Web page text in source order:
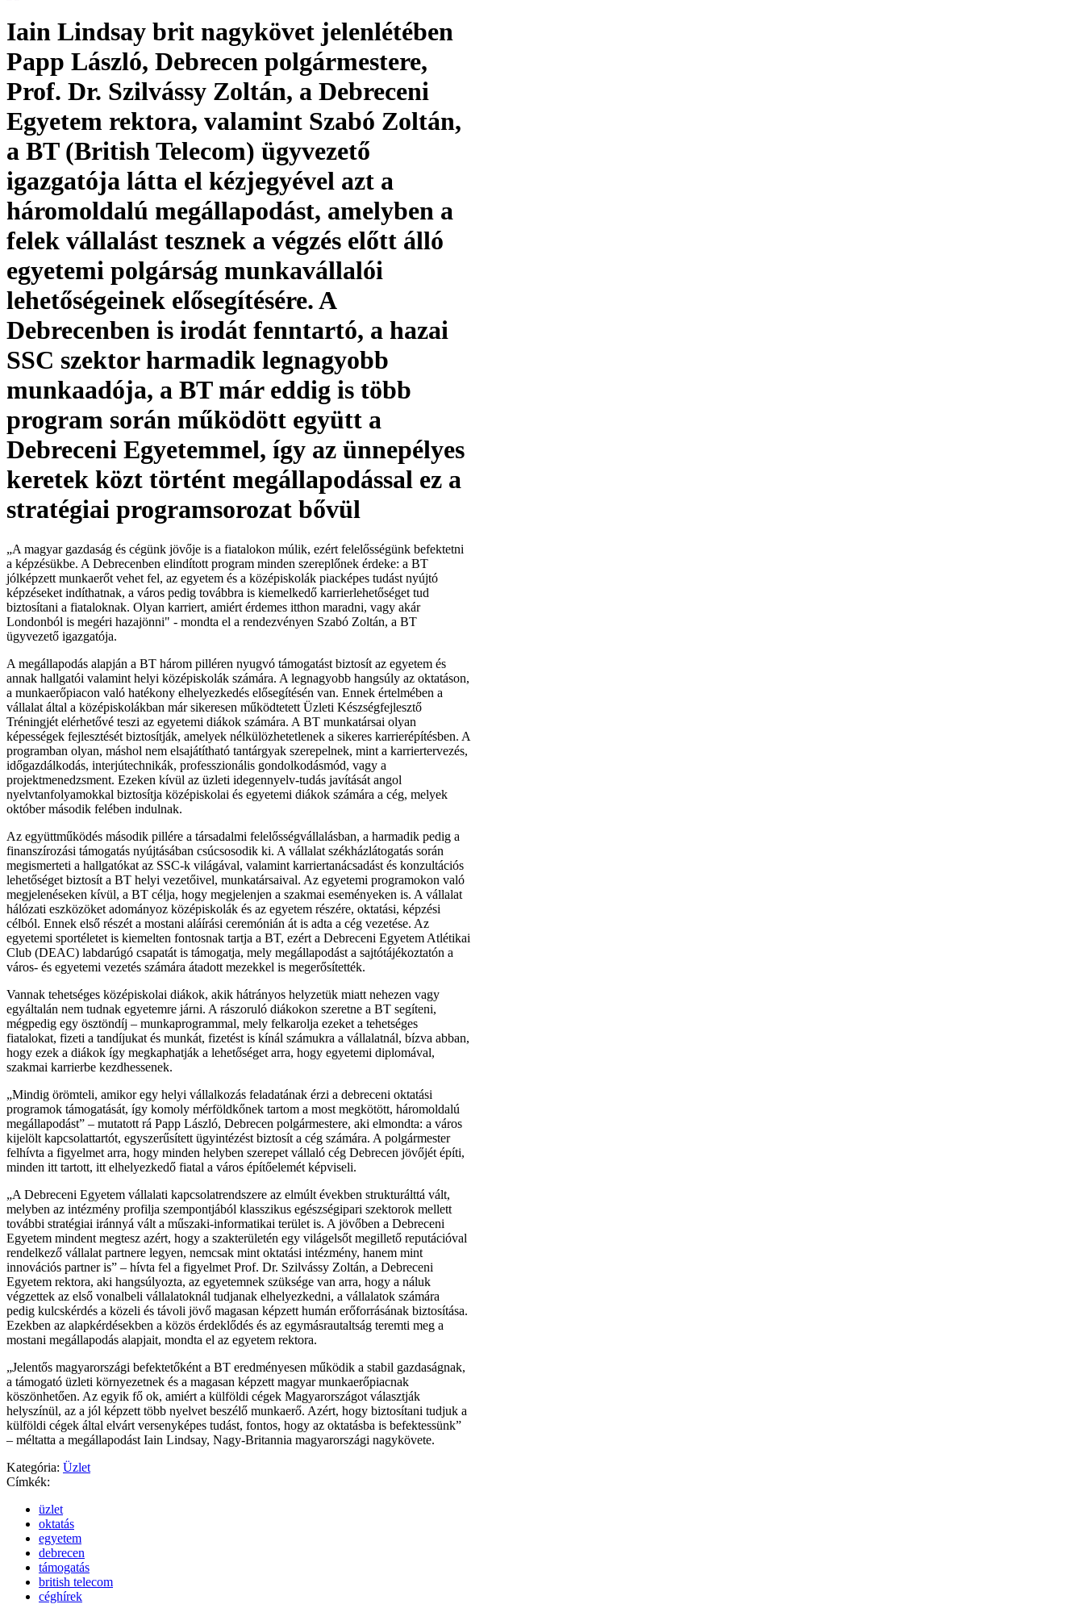
Iain Lindsay brit nagykövet jelenlétében
Papp László, Debrecen polgármestere,
Prof. Dr. Szilvássy Zoltán, a Debreceni
Egyetem rektora, valamint Szabó Zoltán,
a BT (British Telecom) ügyvezető
igazgatója látta el kézjegyével azt a
háromoldalú megállapodást, amelyben a
felek vállalást tesznek a végzés előtt álló
egyetemi polgárság munkavállalói
lehetőségeinek elősegítésére. A
Debrecenben is irodát fenntartó, a hazai
SSC szektor harmadik legnagyobb
munkaadója, a BT már eddig is több
program során működött együtt a
Debreceni Egyetemmel, így az ünnepélyes
keretek közt történt megállapodással ez a
stratégiai programsorozat bővül
„A magyar gazdaság és cégünk jövője is a fiatalokon múlik, ezért felelősségünk befektetni
a képzésükbe. A Debrecenben elindított program minden szereplőnek érdeke: a BT
jólképzett munkaerőt vehet fel, az egyetem és a középiskolák piacképes tudást nyújtó
képzéseket indíthatnak, a város pedig továbbra is kiemelkedő karrierlehetőséget tud
biztosítani a fiataloknak. Olyan karriert, amiért érdemes itthon maradni, vagy akár
Londonból is megéri hazajönni" - mondta el a rendezvényen Szabó Zoltán, a BT
ügyvezető igazgatója.
A megállapodás alapján a BT három pilléren nyugvó támogatást biztosít az egyetem és
annak hallgatói valamint helyi középiskolák számára. A legnagyobb hangsúly az oktatáson,
a munkaerőpiacon való hatékony elhelyezkedés elősegítésén van. Ennek értelmében a
vállalat által a középiskolákban már sikeresen működtetett Üzleti Készségfejlesztő
Tréningjét elérhetővé teszi az egyetemi diákok számára. A BT munkatársai olyan
képességek fejlesztését biztosítják, amelyek nélkülözhetetlenek a sikeres karrierépítésben. A
programban olyan, máshol nem elsajátítható tantárgyak szerepelnek, mint a karriertervezés,
időgazdálkodás, interjútechnikák, professzionális gondolkodásmód, vagy a
projektmenedzsment. Ezeken kívül az üzleti idegennyelv-tudás javítását angol
nyelvtanfolyamokkal biztosítja középiskolai és egyetemi diákok számára a cég, melyek
október második felében indulnak.
Az együttműködés második pillére a társadalmi felelősségvállalásban, a harmadik pedig a
finanszírozási támogatás nyújtásában csúcsosodik ki. A vállalat székházlátogatás során
megismerteti a hallgatókat az SSC-k világával, valamint karriertanácsadást és konzultációs
lehetőséget biztosít a BT helyi vezetőivel, munkatársaival. Az egyetemi programokon való
megjelenéseken kívül, a BT célja, hogy megjelenjen a szakmai eseményeken is. A vállalat
hálózati eszközöket adományoz középiskolák és az egyetem részére, oktatási, képzési
célból. Ennek első részét a mostani aláírási ceremónián át is adta a cég vezetése. Az
egyetemi sportéletet is kiemelten fontosnak tartja a BT, ezért a Debreceni Egyetem Atlétikai
Club (DEAC) labdarúgó csapatát is támogatja, mely megállapodást a sajtótájékoztatón a
város- és egyetemi vezetés számára átadott mezekkel is megerősítették.
Vannak tehetséges középiskolai diákok, akik hátrányos helyzetük miatt nehezen vagy
egyáltalán nem tudnak egyetemre járni. A rászoruló diákokon szeretne a BT segíteni,
mégpedig egy ösztöndíj – munkaprogrammal, mely felkarolja ezeket a tehetséges
fiatalokat, fizeti a tandíjukat és munkát, fizetést is kínál számukra a vállalatnál, bízva abban,
hogy ezek a diákok így megkaphatják a lehetőséget arra, hogy egyetemi diplomával,
szakmai karrierbe kezdhessenek.
„Mindig örömteli, amikor egy helyi vállalkozás feladatának érzi a debreceni oktatási
programok támogatását, így komoly mérföldkőnek tartom a most megkötött, háromoldalú
megállapodást” – mutatott rá Papp László, Debrecen polgármestere, aki elmondta: a város
kijelölt kapcsolattartót, egyszerűsített ügyintézést biztosít a cég számára. A polgármester
felhívta a figyelmet arra, hogy minden helyben szerepet vállaló cég Debrecen jövőjét építi,
minden itt tartott, itt elhelyezkedő fiatal a város építőelemét képviseli.
„A Debreceni Egyetem vállalati kapcsolatrendszere az elmúlt években strukturálttá vált,
melyben az intézmény profilja szempontjából klasszikus egészségipari szektorok mellett
további stratégiai iránnyá vált a műszaki-informatikai terület is. A jövőben a Debreceni
Egyetem mindent megtesz azért, hogy a szakterületén egy világelsőt megillető reputációval
rendelkező vállalat partnere legyen, nemcsak mint oktatási intézmény, hanem mint
innovációs partner is” – hívta fel a figyelmet Prof. Dr. Szilvássy Zoltán, a Debreceni
Egyetem rektora, aki hangsúlyozta, az egyetemnek szüksége van arra, hogy a náluk
végzettek az első vonalbeli vállalatoknál tudjanak elhelyezkedni, a vállalatok számára
pedig kulcskérdés a közeli és távoli jövő magasan képzett humán erőforrásának biztosítása.
Ezekben az alapkérdésekben a közös érdeklődés és az egymásrautaltság teremti meg a
mostani megállapodás alapjait, mondta el az egyetem rektora.
„Jelentős magyarországi befektetőként a BT eredményesen működik a stabil gazdaságnak,
a támogató üzleti környezetnek és a magasan képzett magyar munkaerőpiacnak
köszönhetően. Az egyik fő ok, amiért a külföldi cégek Magyarországot választják
helyszínül, az a jól képzett több nyelvet beszélő munkaerő. Azért, hogy biztosítani tudjuk a
külföldi cégek által elvárt versenyképes tudást, fontos, hogy az oktatásba is befektessünk”
– méltatta a megállapodást Iain Lindsay, Nagy-Britannia magyarországi nagykövete.
Kategória: Üzlet
Címkék:
üzlet
oktatás
egyetem
debrecen
támogatás
british telecom
céghírek